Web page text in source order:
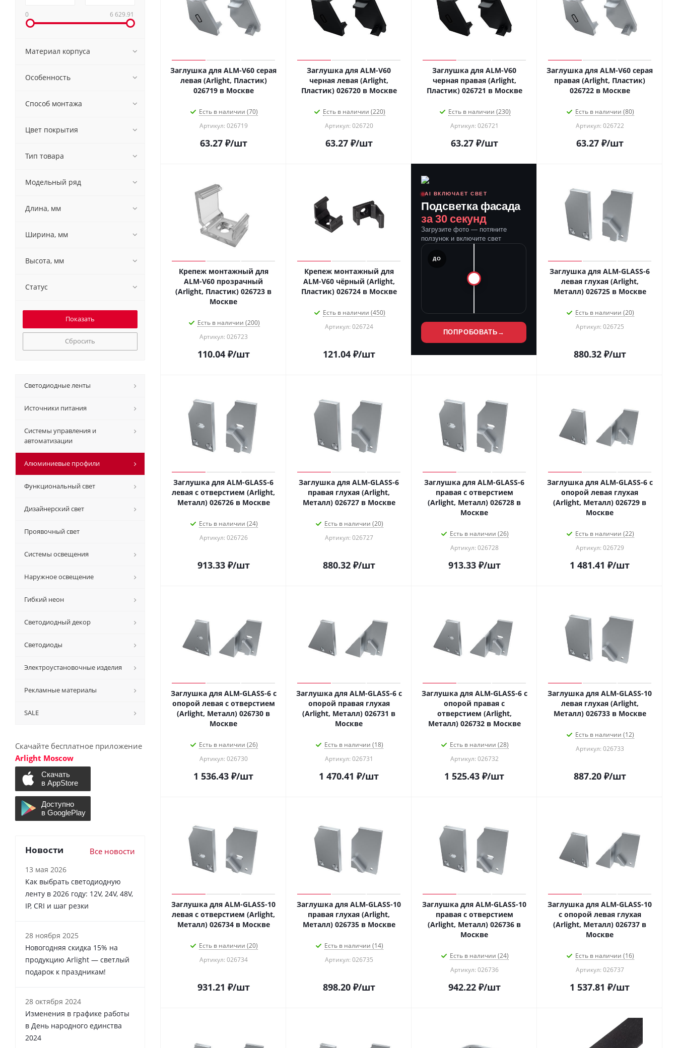
Заглушка для ALM-V60 серая
левая (Arlight, Пластик)
026719 в Москве
Есть в наличии (70)
Артикул: 026719
63.27₽/шт
Заглушка для ALM-V60
черная левая (Arlight,
Пластик) 026720 в Москве
Есть в наличии (220)
Артикул: 026720
63.27₽/шт
Заглушка для ALM-V60
черная правая (Arlight,
Пластик) 026721 в Москве
Есть в наличии (230)
Артикул: 026721
63.27₽/шт
Заглушка для ALM-V60 серая
правая (Arlight, Пластик)
026722 в Москве
Есть в наличии (80)
Артикул: 026722
63.27₽/шт
Крепеж монтажный для
ALM-V60 прозрачный
(Arlight, Пластик) 026723 в
Москве
Есть в наличии (200)
Артикул: 026723
110.04₽/шт
Крепеж монтажный для
ALM-V60 чёрный (Arlight,
Пластик) 026724 в Москве
Есть в наличии (450)
Артикул: 026724
121.04₽/шт
AI ВКЛЮЧАЕТ СВЕТ
Подсветка фасада
за 30 секунд
Загрузите фото — потяните
ползунок и включите свет
ДО
ПОПРОБОВАТЬ →
Заглушка для ALM-GLASS-6
левая глухая (Arlight,
Металл) 026725 в Москве
Есть в наличии (20)
Артикул: 026725
880.32₽/шт
Заглушка для ALM-GLASS-6
левая с отверстием (Arlight,
Металл) 026726 в Москве
Есть в наличии (24)
Артикул: 026726
913.33₽/шт
Заглушка для ALM-GLASS-6
правая глухая (Arlight,
Металл) 026727 в Москве
Есть в наличии (20)
Артикул: 026727
880.32₽/шт
Заглушка для ALM-GLASS-6
правая с отверстием
(Arlight, Металл) 026728 в
Москве
Есть в наличии (26)
Артикул: 026728
913.33₽/шт
Заглушка для ALM-GLASS-6 с
опорой левая глухая
(Arlight, Металл) 026729 в
Москве
Есть в наличии (22)
Артикул: 026729
1 481.41 ₽/шт
Заглушка для ALM-GLASS-6 с
опорой левая с отверстием
(Arlight, Металл) 026730 в
Москве
Есть в наличии (26)
Артикул: 026730
1 536.43 ₽/шт
Заглушка для ALM-GLASS-6 с
опорой правая глухая
(Arlight, Металл) 026731 в
Москве
Есть в наличии (18)
Артикул: 026731
1 470.41 ₽/шт
Заглушка для ALM-GLASS-6 с
опорой правая с
отверстием (Arlight,
Металл) 026732 в Москве
Есть в наличии (28)
Артикул: 026732
1 525.43 ₽/шт
Заглушка для ALM-GLASS-10
левая глухая (Arlight,
Металл) 026733 в Москве
Есть в наличии (12)
Артикул: 026733
887.20₽/шт
Заглушка для ALM-GLASS-10
левая с отверстием (Arlight,
Металл) 026734 в Москве
Есть в наличии (20)
Артикул: 026734
931.21 ₽/шт
Заглушка для ALM-GLASS-10
правая глухая (Arlight,
Металл) 026735 в Москве
Есть в наличии (14)
Артикул: 026735
898.20₽/шт
Заглушка для ALM-GLASS-10
правая с отверстием
(Arlight, Металл) 026736 в
Москве
Есть в наличии (24)
Артикул: 026736
942.22₽/шт
Заглушка для ALM-GLASS-10
с опорой левая глухая
(Arlight, Металл) 026737 в
Москве
Есть в наличии (16)
Артикул: 026737
1 537.81 ₽/шт
0 6 629.91
Материал корпуса
Особенность
Способ монтажа
Цвет покрытия
Тип товара
Модельный ряд
Длина, мм
Ширина, мм
Высота, мм
Статус
Сбросить
Светодиодные ленты
Источники питания
Системы управления и
автоматизации
Алюминиевые профили
Функциональный свет
Дизайнерский свет
Проявочный свет
Системы освещения
Наружное освещение
Гибкий неон
Светодиодный декор
Светодиоды
Электроустановочные изделия
Рекламные материалы
SALE
Скачайте бесплатное приложение
Arlight Moscow
Новости Все новости
13 мая 2026
Как выбрать светодиодную
ленту в 2026 году: 12V, 24V, 48V,
IP, CRI и шаг резки
28 ноября 2025
Новогодняя скидка 15% на
продукцию Arlight — светлый
подарок к праздникам!
28 октября 2024
Изменения в графике работы
в День народного единства
2024